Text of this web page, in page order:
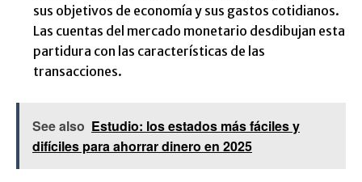
sus objetivos de economía y sus gastos cotidianos.
Las cuentas del mercado monetario desdibujan esta
partidura con las características de las
transacciones.
See also Estudio: los estados más fáciles y
difíciles para ahorrar dinero en 2025